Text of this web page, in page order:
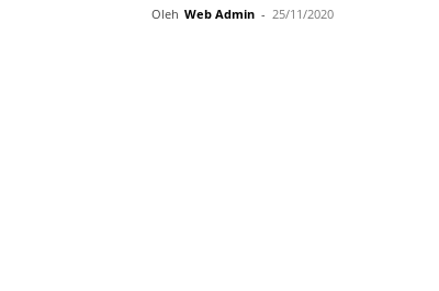
Oleh Web Admin - 25/11/2020